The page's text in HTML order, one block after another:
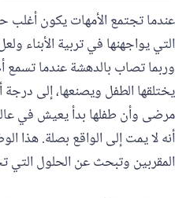
عندما تجتمع الأمهات يكون أغلب
التي يواجهنها في تربية الأبناء
وربما تصاب بالدهشة عندما تسمع
يختلقها الطفل ويصنعها، إلى
مرضى وأن طفلها بدأ يعيش في
أنه لا يمت إلى الواقع بصلة. هذا
المقربين وتبحث عن الحلول